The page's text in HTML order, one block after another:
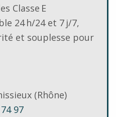
Classe E
24 h/24 et 7 j/7,
et souplesse pour
(Rhône)
97